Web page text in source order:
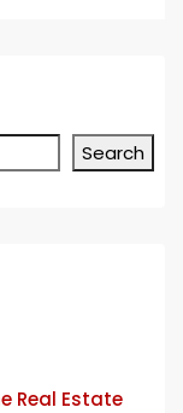
Search
Real Estate